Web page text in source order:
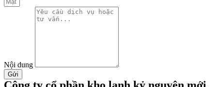
Nội dung
Gửi